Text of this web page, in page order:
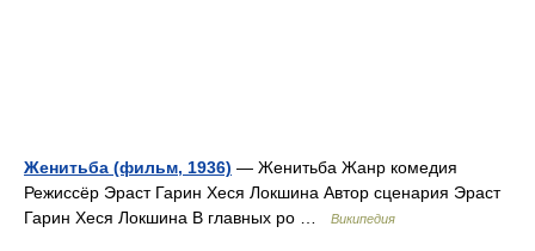
Женитьба (фильм, 1936) — Женитьба Жанр комедия
Режиссёр Эраст Гарин Хеся Локшина Автор сценария Эраст
Гарин Хеся Локшина В главных ро …
Википедия